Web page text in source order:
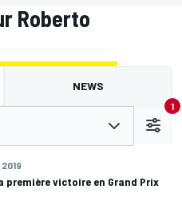
Roberto
NEWS
1
première victoire en Grand Prix